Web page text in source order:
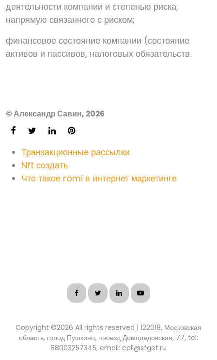
деятельности компании и степенью риска,
напрямую связанного с риском;
финансовое состояние компании (состояние
активов и пассивов, налоговых обязательств.
© Александр Савин, 2026
Транзакционные рассылки
Nft создать
Что такое romi в интернет маркетинге
Copyright ©2026 All rights reserved | 122018, Московская
область, город Пушкино, проезд Домодедовская, 77, tel:
88003257345, email: call@sfget.ru